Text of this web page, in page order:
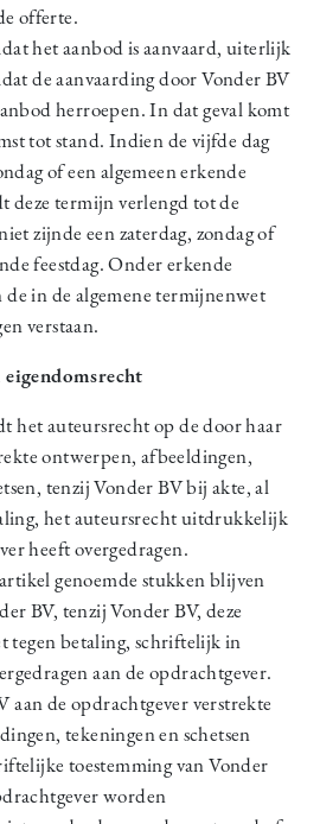
offerte.
het aanbod is aanvaard, uiterlijk
de aanvaarding door Vonder BV
herroepen. In dat geval komt
tot stand. Indien de vijfde dag
of een algemeen erkende
deze termijn verlengd tot de
zijnde een zaterdag, zondag of
feestdag. Onder erkende
de in de algemene termijnenwet
verstaan.
het auteursrecht op de door haar
ontwerpen, afbeeldingen,
tenzij Vonder BV bij akte, al
het auteursrecht uitdrukkelijk
heeft overgedragen.
genoemde stukken blijven
BV, tenzij Vonder BV, deze
tegen betaling, schriftelijk in
aan de opdrachtgever.
aan de opdrachtgever verstrekte
tekeningen en schetsen
toestemming van Vonder
worden